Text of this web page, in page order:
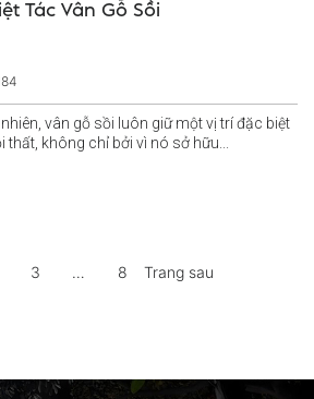
Tác Vân Gỗ Sồi
vân gỗ sồi luôn giữ một vị trí đặc biệt
không chỉ bởi vì nó sở hữu...
3 … 8 Trang sau